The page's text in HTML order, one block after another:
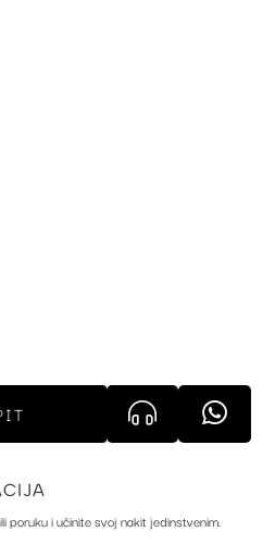
poruku i učinite svoj nakit jedinstvenim.